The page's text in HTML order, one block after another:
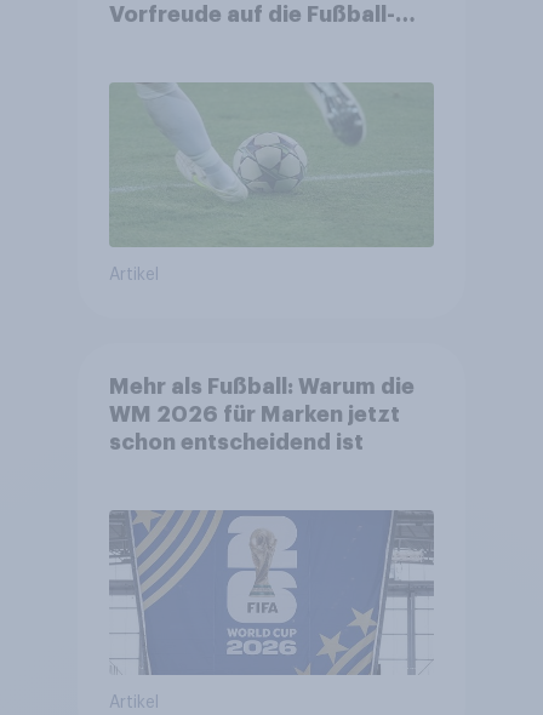
Vorfreude auf die Fußball-
Artikel
Mehr als Fußball: Warum die
WM 2026 für Marken jetzt
schon entscheidend ist
Artikel